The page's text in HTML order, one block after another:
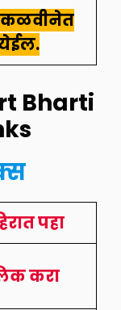
Bharti
पहा
करा